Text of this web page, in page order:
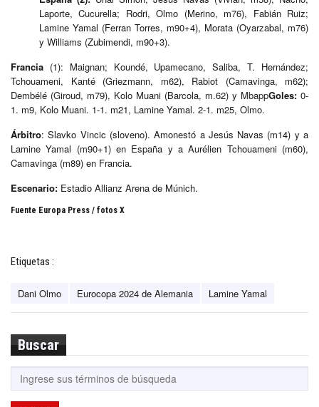
Laporte, Cucurella; Rodri, Olmo (Merino, m76), Fabián Ruiz;
Lamine Yamal (Ferran Torres, m90+4), Morata (Oyarzabal, m76)
y Williams (Zubimendi, m90+3).
Francia (1): Maignan; Koundé, Upamecano, Saliba, T. Hernández;
Tchouameni, Kanté (Griezmann, m62), Rabiot (Camavinga, m62);
Dembélé (Giroud, m79), Kolo Muani (Barcola, m.62) y MbappGoles: 0-
1. m9, Kolo Muani. 1-1. m21, Lamine Yamal. 2-1. m25, Olmo.
Árbitro: Slavko Vincic (sloveno). Amonestó a Jesús Navas (m14) y a
Lamine Yamal (m90+1) en España y a Aurélien Tchouameni (m60),
Camavinga (m89) en Francia.
Escenario: Estadio Allianz Arena de Múnich.
Fuente Europa Press / fotos X
Etiquetas :
Dani Olmo Eurocopa 2024 de Alemania Lamine Yamal
Buscar